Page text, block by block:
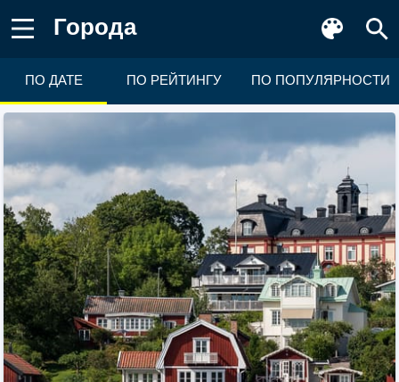
Города
ПО ДАТЕ ПО РЕЙТИНГУ ПО ПОПУЛЯРНОСТИ